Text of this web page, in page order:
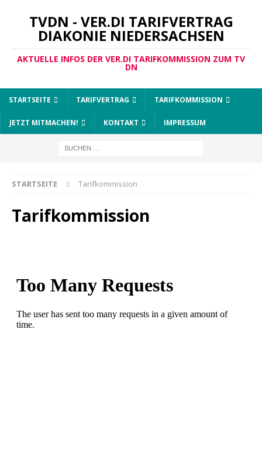
TVDN - VER.DI TARIFVERTRAG
DIAKONIE NIEDERSACHSEN
AKTUELLE INFOS DER VER.DI TARIFKOMMISSION ZUM TV
DN
STARTSEITE TARIFVERTRAG TARIFKOMMISSION
JETZT MITMACHEN! KONTAKT IMPRESSUM
STARTSEITE Tarifkommission
Tarifkommission